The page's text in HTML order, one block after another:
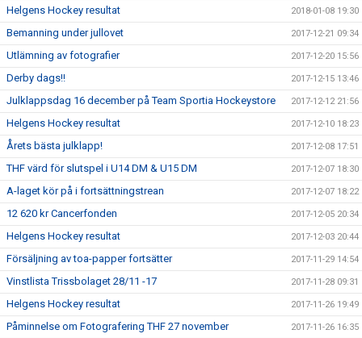
Helgens Hockey resultat 2018-01-08 19:30
Bemanning under jullovet 2017-12-21 09:34
Utlämning av fotografier 2017-12-20 15:56
Derby dags!! 2017-12-15 13:46
Julklappsdag 16 december på Team Sportia Hockeystore 2017-12-12 21:56
Helgens Hockey resultat 2017-12-10 18:23
Årets bästa julklapp! 2017-12-08 17:51
THF värd för slutspel i U14 DM & U15 DM 2017-12-07 18:30
A-laget kör på i fortsättningstrean 2017-12-07 18:22
12 620 kr Cancerfonden 2017-12-05 20:34
Helgens Hockey resultat 2017-12-03 20:44
Försäljning av toa-papper fortsätter 2017-11-29 14:54
Vinstlista Trissbolaget 28/11 -17 2017-11-28 09:31
Helgens Hockey resultat 2017-11-26 19:49
Påminnelse om Fotografering THF 27 november 2017-11-26 16:35